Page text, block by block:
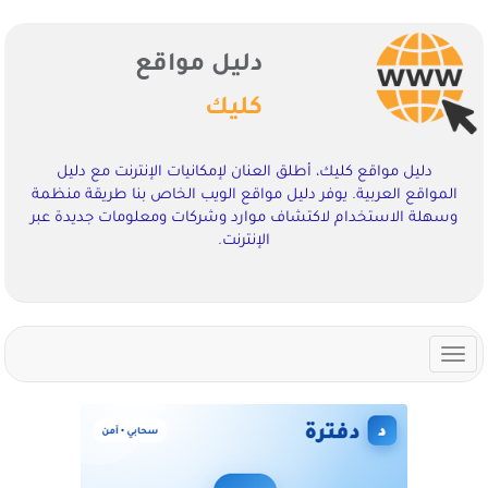
دليل مواقع
كليك
دليل مواقع كليك، أطلق العنان لإمكانيات الإنترنت مع دليل
المواقع العربية. يوفر دليل مواقع الويب الخاص بنا طريقة منظمة
وسهلة الاستخدام لاكتشاف موارد وشركات ومعلومات جديدة عبر
الإنترنت.
Toggle
navigation